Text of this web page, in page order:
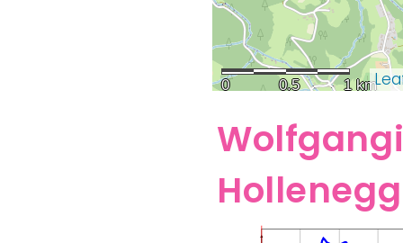
0 0.5 1 km